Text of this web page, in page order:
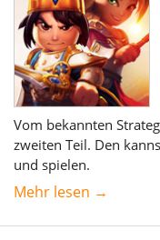
Vom bekannten
zweiten Teil. Den
und spielen.
Mehr lesen →